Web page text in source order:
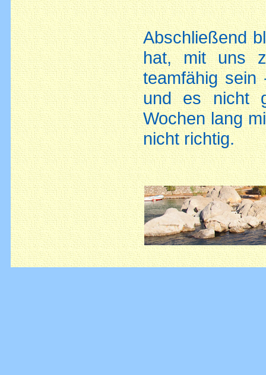
Abschließend
hat, mit uns
teamfähig sein
und es nicht
Wochen lang
nicht richtig.